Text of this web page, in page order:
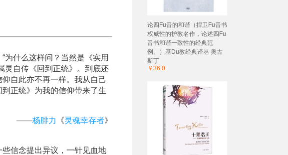
为什么这样问？当然是《实用
灵自传《回到正统》。到底还
自此亦不再一样。我从自己
正统》为我的信仰带来了生
——杨腓力 《灵魂幸存者》
信念提出异议，一针见血地
论四Fu音的和谐（捍卫Fu音书
权威性的护教名作，论述四Fu
音书和谐一致性的经典范
例。）基Du教经典译丛 奥古
斯丁
￥36.0